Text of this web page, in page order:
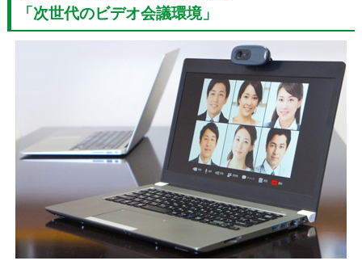
「次世代のビデオ会議環境」